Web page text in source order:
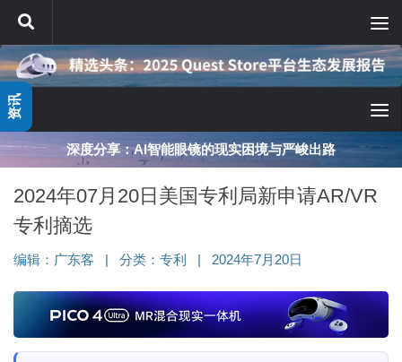
跳至内容
深度分享：AI智能眼镜的现实困境与严峻出路
2024年07月20日美国专利局新申请AR/VR
专利摘选
编辑： 广东客 分类： 专利 2024年7月20日
资讯